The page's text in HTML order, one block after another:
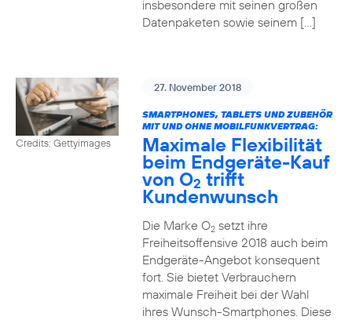
insbesondere mit seinen großen
Datenpaketen sowie seinem […]
Credits: Gettyimages
27. November 2018
SMARTPHONES, TABLETS UND ZUBEHÖR
MIT UND OHNE MOBILFUNKVERTRAG:
Maximale Flexibilität
beim Endgeräte-Kauf
von O2 trifft
Kundenwunsch
Die Marke O2setzt ihre
Freiheitsoffensive 2018 auch beim
Endgeräte-Angebot konsequent
fort. Sie bietet Verbrauchern
maximale Freiheit bei der Wahl
ihres Wunsch-Smartphones. Diese